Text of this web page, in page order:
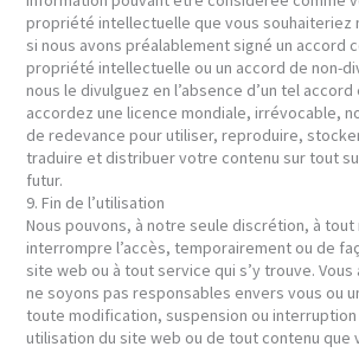
propriété intellectuelle que vous souhaiteriez
si nous avons préalablement signé un accord
propriété intellectuelle ou un accord de non-
nous le divulguez en l’absence d’un tel
accordez une licence mondiale, irrévocable,
de redevance pour utiliser, reproduire,
traduire et distribuer votre contenu sur tout
futur.
9. Fin de l’utilisation
Nous pouvons, à notre seule discrétion, à
interrompre l’accès, temporairement ou de
site web ou à tout service qui s’y trouve.
ne soyons pas responsables envers vous ou
toute modification, suspension ou
utilisation du site web ou de tout contenu que